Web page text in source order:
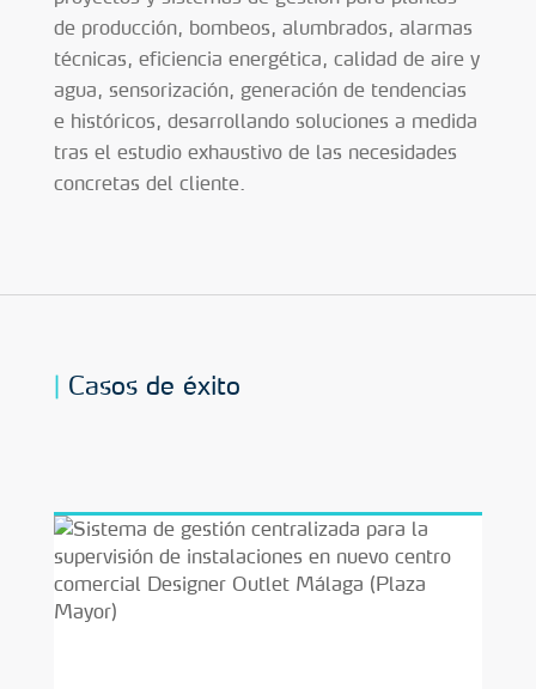
de producción, bombeos, alumbrados, alarmas
técnicas, eficiencia energética, calidad de aire y
agua, sensorización, generación de tendencias
e históricos, desarrollando soluciones a medida
tras el estudio exhaustivo de las necesidades
concretas del cliente.
Casos de éxito